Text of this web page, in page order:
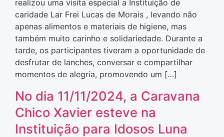
realizou uma visita especial a Instituição de
caridade Lar Frei Lucas de Morais , levando não
apenas alimentos e materiais de higiene, mas
também muito carinho e solidariedade. Durante a
tarde, os participantes tiveram a oportunidade de
desfrutar de lanches, conversar e compartilhar
momentos de alegria, promovendo um […]
No dia 11/11/2024, a Caravana
Chico Xavier esteve na
Instituição para Idosos Luna